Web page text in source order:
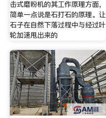
击式磨粉机的其工作原理方面，
简单一点说是石打石的原理。让
石子在自然下落过程中与经过叶
轮加速甩出来的